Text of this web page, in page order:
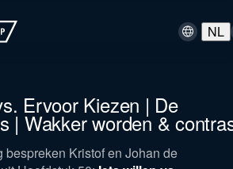
NL
Ervoor Kiezen | De
| Wakker worden &
bespreken Kristof en Johan de